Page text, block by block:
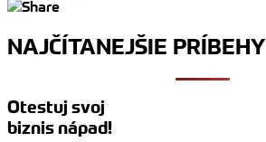
NAJČÍTANEJŠIE PRÍBEHY
Otestuj svoj
biznis nápad!